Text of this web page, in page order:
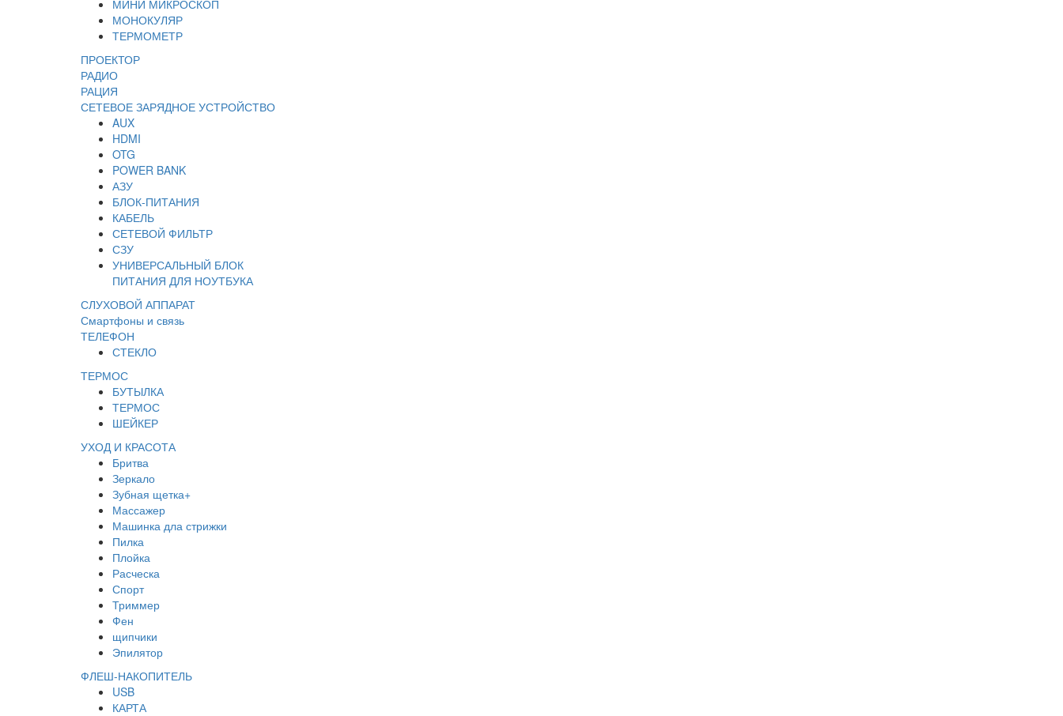
МИНИ МИКРОСКОП
МОНОКУЛЯР
ТЕРМОМЕТР
ПРОЕКТОР
РАДИО
РАЦИЯ
СЕТЕВОЕ ЗАРЯДНОЕ УСТРОЙСТВО
AUX
HDMI
OTG
POWER BANK
АЗУ
БЛОК-ПИТАНИЯ
КАБЕЛЬ
СЕТЕВОЙ ФИЛЬТР
СЗУ
УНИВЕРСАЛЬНЫЙ БЛОК
ПИТАНИЯ ДЛЯ НОУТБУКА
СЛУХОВОЙ АППАРАТ
Смартфоны и связь
ТЕЛЕФОН
СТЕКЛО
ТЕРМОС
БУТЫЛКА
ТЕРМОС
ШЕЙКЕР
УХОД И КРАСОТА
Бритва
Зеркало
Зубная щетка+
Массажер
Машинка дла стрижки
Пилка
Плойка
Расческа
Спорт
Триммер
Фен
щипчики
Эпилятор
ФЛЕШ-НАКОПИТЕЛЬ
USB
КАРТА